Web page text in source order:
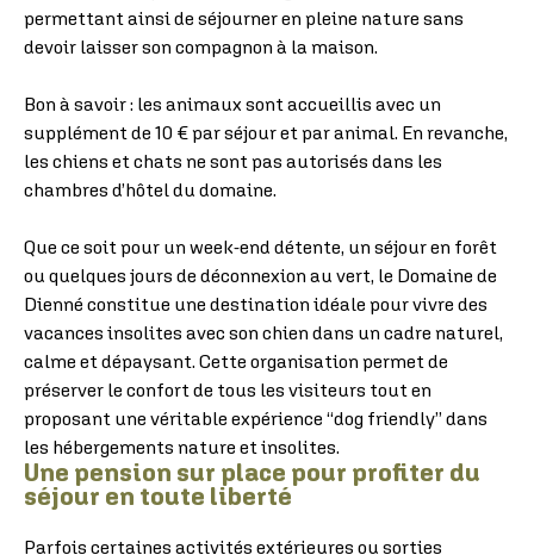
permettant ainsi de séjourner en pleine nature sans
devoir laisser son compagnon à la maison.
Bon à savoir : les animaux sont accueillis avec un
supplément de 10 € par séjour et par animal. En revanche,
les chiens et chats ne sont pas autorisés dans les
chambres d’hôtel du domaine.
Que ce soit pour un week-end détente, un séjour en forêt
ou quelques jours de déconnexion au vert, le Domaine de
Dienné constitue une destination idéale pour vivre des
vacances insolites avec son chien dans un cadre naturel,
calme et dépaysant. Cette organisation permet de
préserver le confort de tous les visiteurs tout en
proposant une véritable expérience “dog friendly” dans
les hébergements nature et insolites.
Une pension sur place pour profiter du
séjour en toute liberté
Parfois certaines activités extérieures ou sorties